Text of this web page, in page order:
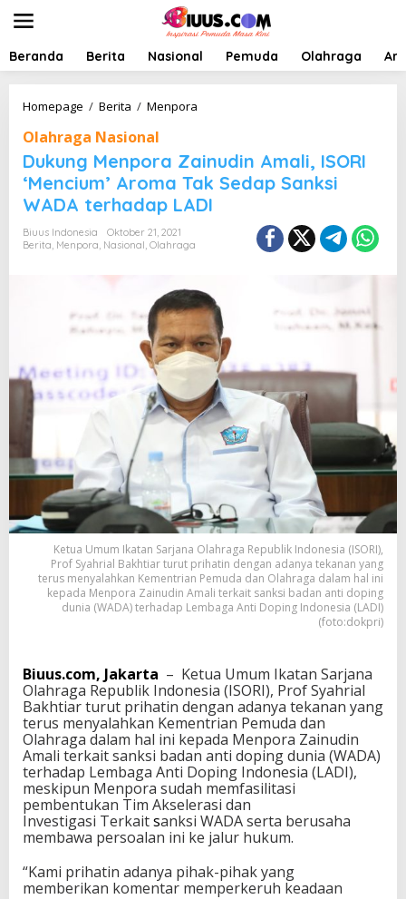
t
Beranda Berita Nasional Pemuda Olahraga
Homepage / Berita / Menpora
u
n
g
M
a
Z
a
i
n
d
i
n
l
i
,
I
S
O
R
I
n
c
i
u
m
’
A
r
o
m
a
a
k
Olahraga Nasional
Dukung Menpora Zainudin Amali, ISORI
‘Mencium’ Aroma Tak Sedap Sanksi
WADA terhadap LADI
Biuus Indonesia
Oktober 21, 2021
Berita, Menpora, Nasional, Olahraga
Ketua Umum Ikatan Sarjana Olahraga Republik Indonesia (ISORI),
Prof Syahrial Bakhtiar turut prihatin dengan adanya tekanan yang
terus menyalahkan Kementrian Pemuda dan Olahraga dalam hal ini
kepada Menpora Zainudin Amali terkait sanksi badan anti doping
dunia (WADA) terhadap Lembaga Anti Doping Indonesia (LADI)
(foto:dokpri)
Biuus.com, Jakarta – Ketua Umum Ikatan Sarjana
Olahraga Republik Indonesia (ISORI), Prof Syahrial
Bakhtiar turut prihatin dengan adanya tekanan yang
terus menyalahkan Kementrian Pemuda dan
Olahraga dalam hal ini kepada Menpora Zainudin
Amali terkait sanksi badan anti doping dunia (WADA)
terhadap Lembaga Anti Doping Indonesia (LADI),
meskipun Menpora sudah memfasilitasi
pembentukan Tim Akselerasi dan
Investigasi Terkaitsanksi WADA serta berusaha
membawa persoalan ini ke jalur hukum.
“Kami prihatin adanya pihak-pihak yang
memberikan komentar memperkeruh keadaan